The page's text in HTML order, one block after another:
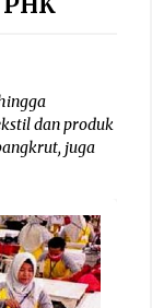
dan produk
juga